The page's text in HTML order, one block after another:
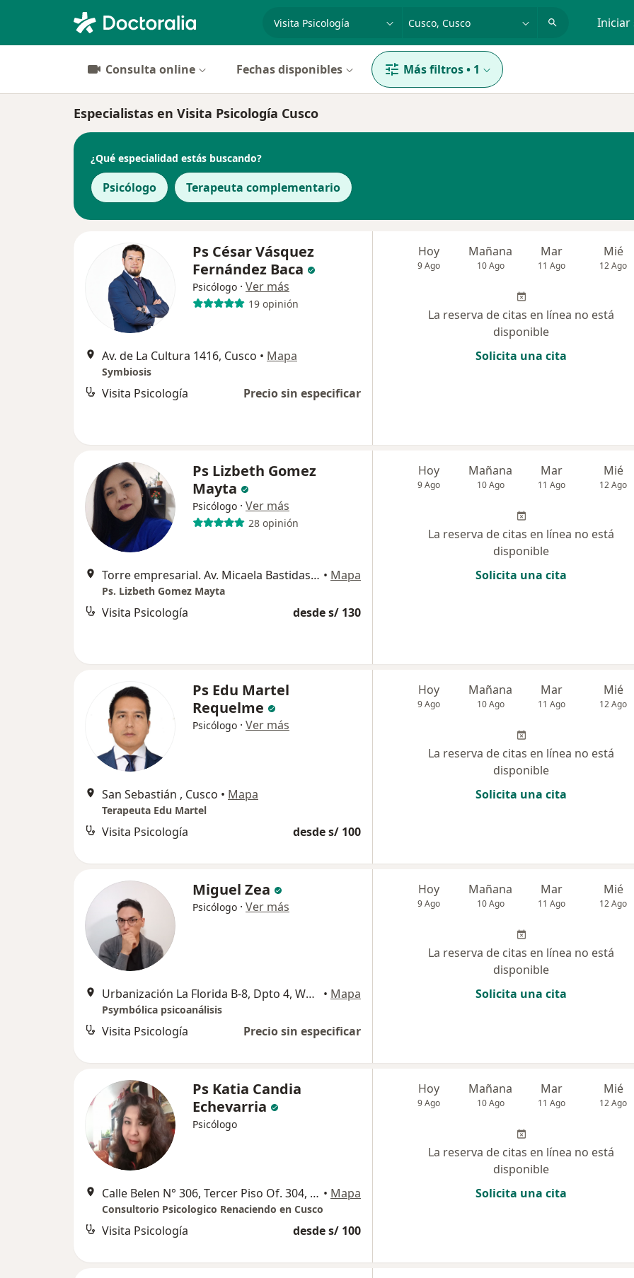
especialidad, enfermedad o nombre Iniciar
Consulta online Fechas disponibles Más filtros• 1
Especialistas en Visita Psicología Cusco
¿Qué especialidad estás buscando?
Psicólogo Terapeuta complementario
Ps César Vásquez
Fernández Baca
Psicólogo · Ver más
19 opinión
Av. de La Cultura 1416, Cusco • Mapa
Symbiosis
Visita Psicología Precio sin especificar
Hoy
9 Ago
Mañana
10 Ago
Mar
11 Ago
Mié
12 Ago
La reserva de citas en línea no está
disponible
Solicita una cita
Ps Lizbeth Gomez
Mayta
Psicólogo · Ver más
28 opinión
Torre empresarial. Av. Micaela Bastidas 805, Cusco • Mapa
Ps. Lizbeth Gomez Mayta
Visita Psicología desde s/ 130
Hoy
9 Ago
Mañana
10 Ago
Mar
11 Ago
Mié
12 Ago
La reserva de citas en línea no está
disponible
Solicita una cita
Ps Edu Martel
Requelme
Psicólogo · Ver más
San Sebastián , Cusco • Mapa
Terapeuta Edu Martel
Visita Psicología desde s/ 100
Hoy
9 Ago
Mañana
10 Ago
Mar
11 Ago
Mié
12 Ago
La reserva de citas en línea no está
disponible
Solicita una cita
Miguel Zea
Psicólogo · Ver más
Urbanización La Florida B-8, Dpto 4, Wanchaq, Cusco • Mapa
Psymbólica psicoanálisis
Visita Psicología Precio sin especificar
Hoy
9 Ago
Mañana
10 Ago
Mar
11 Ago
Mié
12 Ago
La reserva de citas en línea no está
disponible
Solicita una cita
Ps Katia Candia
Echevarria
Psicólogo
Calle Belen N° 306, Tercer Piso Of. 304, Cusco • Mapa
Consultorio Psicologico Renaciendo en Cusco
Visita Psicología desde s/ 100
Hoy
9 Ago
Mañana
10 Ago
Mar
11 Ago
Mié
12 Ago
La reserva de citas en línea no está
disponible
Solicita una cita